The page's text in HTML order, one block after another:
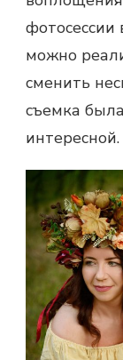
фотосессии
можно
сменить
съемка
интересной.